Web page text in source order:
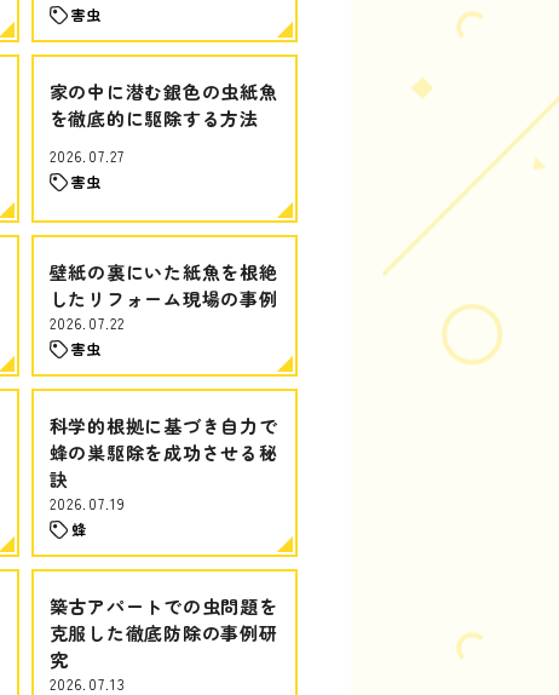
害虫
家の中に潜む銀色の虫紙魚
を徹底的に駆除する方法
2026.07.27
害虫
壁紙の裏にいた紙魚を根絶
したリフォーム現場の事例
2026.07.22
害虫
科学的根拠に基づき自力で
蜂の巣駆除を成功させる秘
訣
2026.07.19
蜂
築古アパートでの虫問題を
克服した徹底防除の事例研
究
2026.07.13